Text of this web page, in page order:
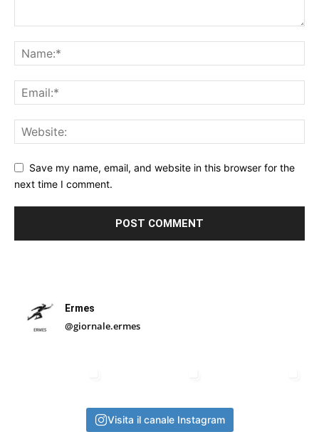
Save my name, email, and website in this browser for the
next time I comment.
Ermes
@giornale.ermes
Visita il canale Instagram